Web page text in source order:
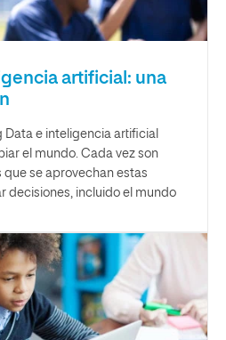
artificial: una
Data e inteligencia artificial
el mundo. Cada vez son
que se aprovechan estas
decisiones, incluido el mundo